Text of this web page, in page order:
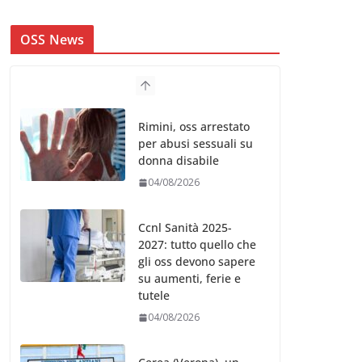
OSS News
Rimini, oss arrestato
per abusi sessuali su
donna disabile
04/08/2026
Ccnl Sanità 2025-
2027: tutto quello che
gli oss devono sapere
su aumenti, ferie e
tutele
04/08/2026